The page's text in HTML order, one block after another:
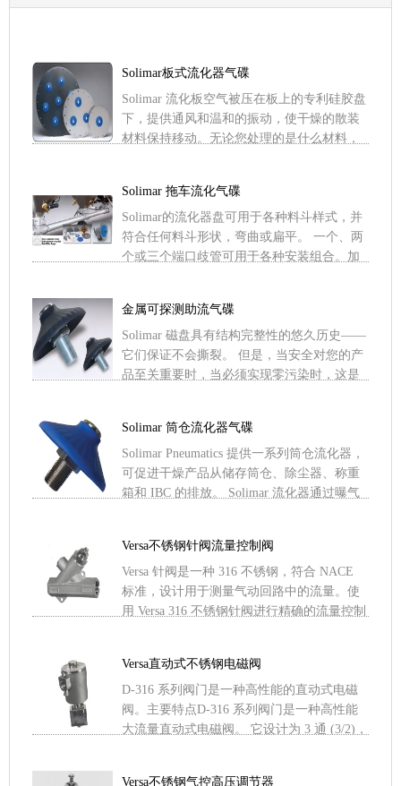
Solimar板式流化器气碟
Solimar 流化板空气被压在板上的专利硅胶盘
下，提供通风和温和的振动，使干燥的散装
材料保持移动。无论您处理的是什么材料，
Solimar 拖车流化气碟
Solimar的流化器盘可用于各种料斗样式，并
符合任何料斗形状，弯曲或扁平。 一个、两
个或三个端口歧管可用于各种安装组合。加
金属可探测助流气碟
Solimar 磁盘具有结构完整性的悠久历史——
它们保证不会撕裂。 但是，当安全对您的产
品至关重要时，当必须实现零污染时，这是
Solimar 筒仓流化器气碟
Solimar Pneumatics 提供一系列筒仓流化器，
可促进干燥产品从储存筒仓、除尘器、称重
箱和 IBC 的排放。 Solimar 流化器通过曝气
Versa不锈钢针阀流量控制阀
Versa 针阀是一种 316 不锈钢，符合 NACE
标准，设计用于测量气动回路中的流量。使
用 Versa 316 不锈钢针阀进行精确的流量控制
Versa直动式不锈钢电磁阀
D-316 系列阀门是一种高性能的直动式电磁
阀。主要特点D-316 系列阀门是一种高性能
大流量直动式电磁阀。 它设计为 3 通 (3/2)，
Versa不锈钢气控高压调节器